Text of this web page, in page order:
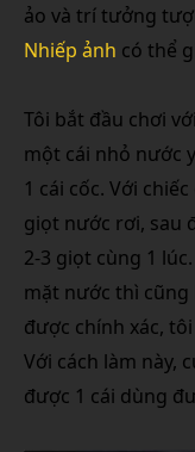
ảo và trí tưởng
Nhiếp ảnh có thể
Tôi bắt đầu chơi
một cái nhỏ nước
1 cái cốc. Với
giọt nước rơi, sau
2-3 giọt cùng 1
mặt nước thì
được chính xác,
Với cách làm này,
được 1 cái dùng